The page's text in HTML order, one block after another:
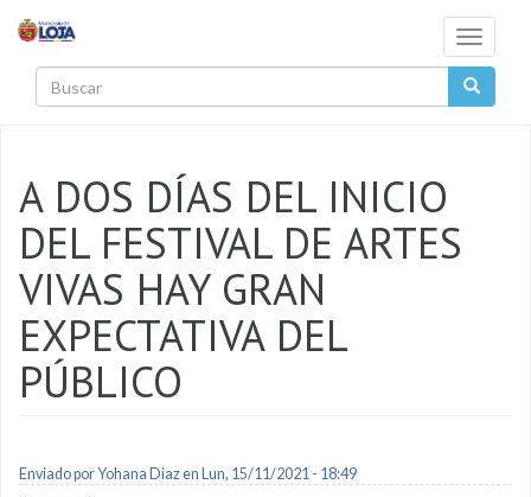
Toggle
A DOS DÍAS DEL INICIO
DEL FESTIVAL DE ARTES
VIVAS HAY GRAN
EXPECTATIVA DEL
PÚBLICO
Enviado porYohana Diazen Lun, 15/11/2021 - 18:49